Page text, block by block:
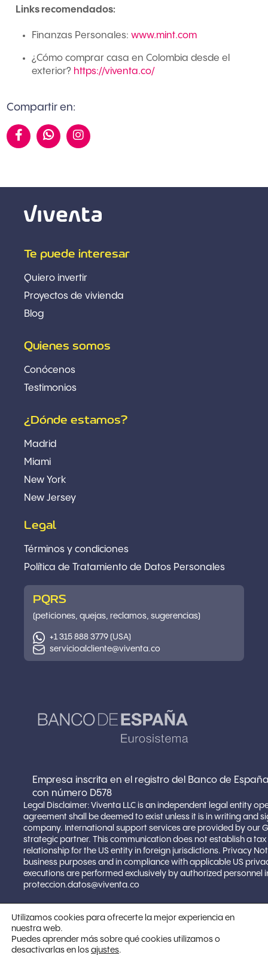
Links recomendados:
Finanzas Personales: www.mint.com
¿Cómo comprar casa en Colombia desde el
exterior? https://viventa.co/
Compartir en:

Te puede interesar
Quiero invertir
Proyectos de vivienda
Blog
Quienes somos
Conócenos
Testimonios
¿Dónde estamos?
Madrid
Miami
New York
New Jersey
Legal
Términos y condiciones
Política de Tratamiento de Datos Personales
PQRS
(peticiones, quejas, reclamos, sugerencias)
+1 315 888 3779 (USA)
servicioalcliente@viventa.co
Empresa inscrita en el registro del Banco de
con número D578
Legal Disclaimer: Viventa LLC is an independent legal entity
agreement shall be deemed to exist unless it is in writing and
company. International support services are provided by our
strategic partner. This communication does not establish a
relationship for the US entity in foreign jurisdictions. Privacy
business purposes and in compliance with applicable US
executions are performed exclusively by authorized personnel
proteccion.datos@viventa.co
Copyright © 2025 VIVENTA LLC | Todos los
derechos reservados
Utilizamos cookies para ofrecerte la mejor experiencia en
nuestra web.
Puedes aprender más sobre qué cookies utilizamos o
desactivarlas en los ajustes.